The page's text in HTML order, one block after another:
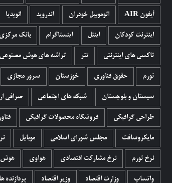
آیفون AIR اتوموبیل خودران اندروید انویدیا
اینترنت کودکان اینتل اینستاگرام بانک مرکزی
تاکسی های اینترنتی تتر تراشه های هوش مصنوعی
تورم حقوق فناوری خوزستان سرور مجازی
سیستان و بلوچستان شبکه های اجتماعی صرافی
طراحی گرافیکی فروشگاه محصولات گرافيکی
مایکروسافت مجلس شورای اسلامی موبایل
نرخ تورم نرخ مشارکت اقتصادی هواوی هوش
واتساپ وزارت اقتصاد وزیر اقتصاد پردازنده